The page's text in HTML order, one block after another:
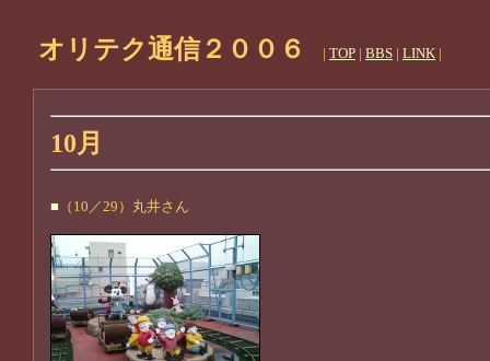
オリテク通信２００６ | TOP | BBS | LINK |
10月
■ （10／29）丸井さん